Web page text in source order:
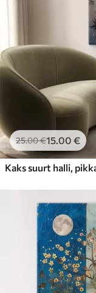
25.00€15.00 €